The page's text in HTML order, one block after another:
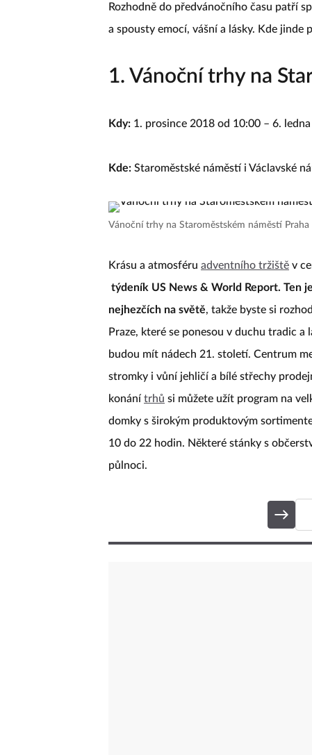
Rozhodně do předvánočního času patří
a spousty emocí, vášní a lásky. Kde
1. Vánoční trhy na
Kdy: 1. prosince 2018 od 10:00 – 6.
Kde: Staroměstské náměstí i Václavské
Vánoční trhy na Staroměstském náměstí Praha
Krásu a atmosféru adventního tržiště v
týdeník US News & World Report. Ten
nejhezčích na světě, takže byste si
Praze, které se ponesou v duchu tradic a
budou mít nádech 21. století. Centrum
stromky i vůní jehličí a bílé střechy
konání trhů si můžete užít program na
domky s širokým produktovým
10 do 22 hodin. Některé stánky s
půlnoci.